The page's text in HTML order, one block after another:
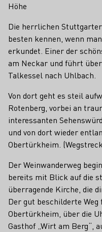
Höhe
Die herrlichen
besten kennen, wenn
erkundet. Einer der
am Neckar und führt
Talkessel nach Uhlbach.
Von dort geht es steil
Rotenberg, vorbei an
interessanten
und von dort wieder
Obertürkheim.
Der Weinwanderweg
bereits mit Blick auf die
überragende Kirche, die
Der gut beschilderte
Obertürkheim, über die
Gasthof „Wirt am Berg“,